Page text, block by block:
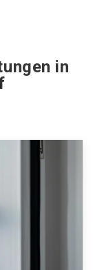
in